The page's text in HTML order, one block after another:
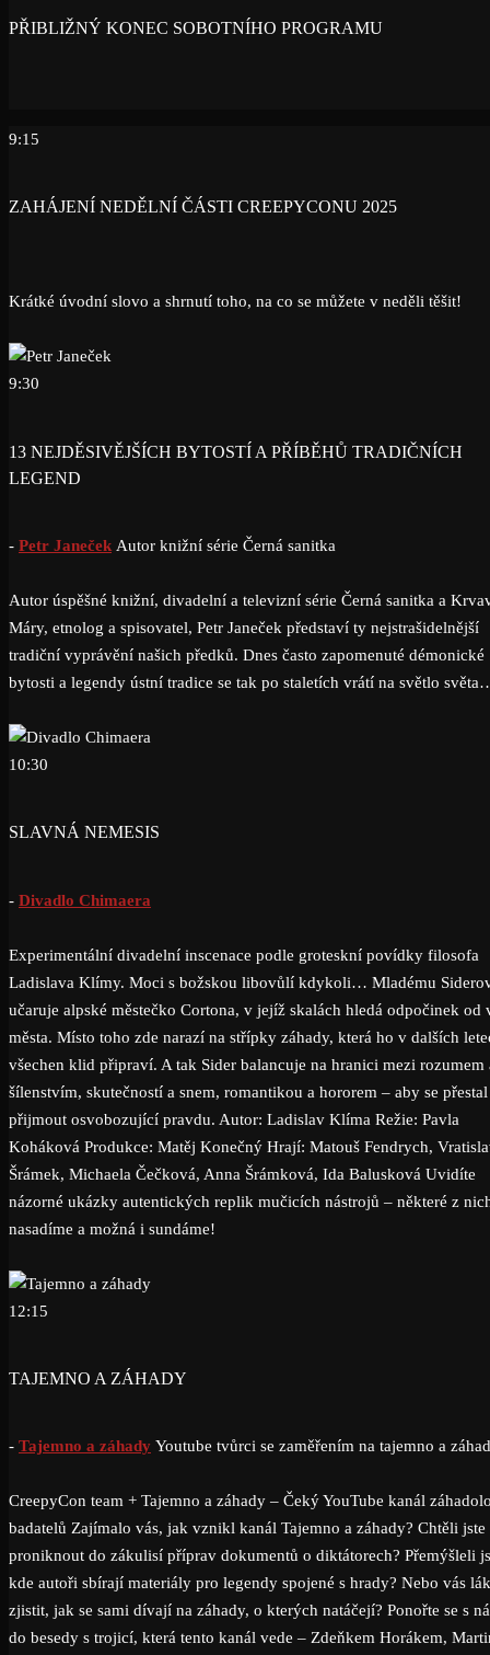
PŘIBLIŽNÝ KONEC SOBOTNÍHO PROGRAMU
9:15
ZAHÁJENÍ NEDĚLNÍ ČÁSTI CREEPYCONU 2025
Krátké úvodní slovo a shrnutí toho, na co se můžete v neděli těšit!
9:30
13 NEJDĚSIVĚJŠÍCH BYTOSTÍ A PŘÍBĚHŮ TRADIČNÍCH
LEGEND
- Petr Janeček Autor knižní série Černá sanitka
Autor úspěšné knižní, divadelní a televizní série Černá sanitka a
Máry, etnolog a spisovatel, Petr Janeček představí ty nejstrašidelnější
tradiční vyprávění našich předků. Dnes často zapomenuté démonické
bytosti a legendy ústní tradice se tak po staletích vrátí na světlo
10:30
SLAVNÁ NEMESIS
- Divadlo Chimaera
Experimentální divadelní inscenace podle groteskní povídky filosofa
Ladislava Klímy. Moci s božskou libovůlí kdykoli… Mladému
učaruje alpské městečko Cortona, v jejíž skalách hledá odpočinek od
města. Místo toho zde narazí na střípky záhady, která ho v dalších
všechen klid připraví. A tak Sider balancuje na hranici mezi rozumem
šílenstvím, skutečností a snem, romantikou a hororem – aby se
přijmout osvobozující pravdu. Autor: Ladislav Klíma Režie: Pavla
Koháková Produkce: Matěj Konečný Hrají: Matouš Fendrych,
Šrámek, Michaela Čečková, Anna Šrámková, Ida Balusková Uvidíte
názorné ukázky autentických replik mučicích nástrojů – některé z
nasadíme a možná i sundáme!
12:15
TAJEMNO A ZÁHADY
- Tajemno a záhady Youtube tvůrci se zaměřením na tajemno a
CreepyCon team + Tajemno a záhady – Čeký YouTube kanál
badatelů Zajímalo vás, jak vznikl kanál Tajemno a záhady? Chtěli jste
proniknout do zákulisí příprav dokumentů o diktátorech? Přemýšleli
kde autoři sbírají materiály pro legendy spojené s hrady? Nebo vás
zjistit, jak se sami dívají na záhady, o kterých natáčejí? Ponořte se s
do besedy s trojicí, která tento kanál vede – Zdeňkem Horákem,